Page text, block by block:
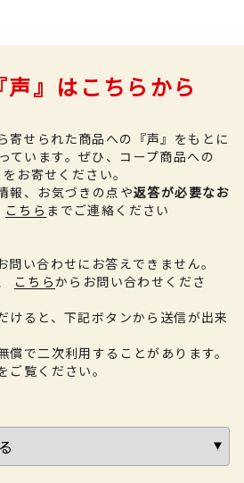
』はこちらから
寄せられた商品への『声』をもとに
ています。 ぜひ、コープ商品への
をお寄せください。
報、お気づきの点や返答が必要なお
こちら までご連絡ください
問い合わせにお答えできません。
こちらからお問い合わせくださ
ると、下記ボタンから送信が出来
で二次利用することがあります。
ご覧ください。